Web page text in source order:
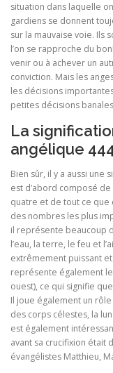
situation dans laquelle
gardiens se donnent
sur la mauvaise voie. Ils
l’on se rapproche du
venir ou à achever un
conviction. Mais les
les décisions
petites décisions
La
angélique
Bien sûr, il y a aussi une
est d’abord composé
quatre et de tout ce que
des nombres les plus
il représente beaucoup
l’eau, la terre, le feu et
extrêmement puissant
représente également
ouest), ce qui signifie
Il joue également un
des corps célestes, la
est également
avant sa crucifixion était
évangélistes Matthieu,